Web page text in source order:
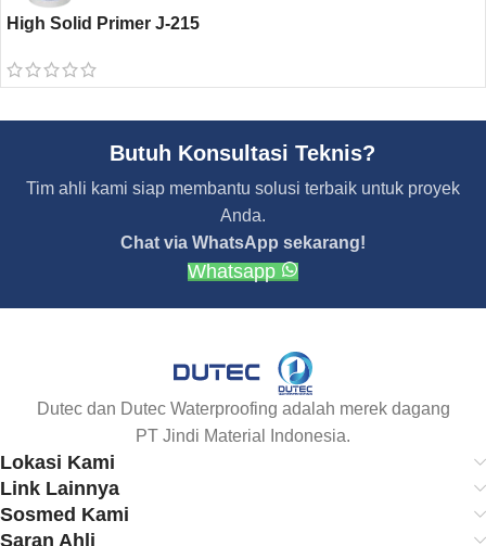
High Solid Primer J-215
Butuh Konsultasi Teknis?
Tim ahli kami siap membantu solusi terbaik untuk proyek
Anda.
Chat via WhatsApp sekarang!
Whatsapp
Dutec dan Dutec Waterproofing adalah merek dagang
PT Jindi Material Indonesia.
Lokasi Kami
Link Lainnya
Sosmed Kami
Saran Ahli